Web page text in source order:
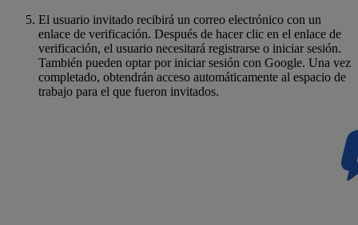
El usuario invitado recibirá un correo electrónico con un
enlace de verificación. Después de hacer clic en el enlace de
verificación, el usuario necesitará registrarse o iniciar sesión.
También pueden optar por iniciar sesión con Google. Una vez
completado, obtendrán acceso automáticamente al espacio de
trabajo para el que fueron invitados.